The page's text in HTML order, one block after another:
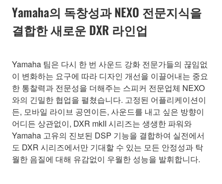
Yamaha의 독창성과 NEXO 전문지식을
결합한 새로운 DXR 라인업
Yamaha 팀은 다시 한 번 사운드 강화 전문가들의 끊임없
이 변화하는 요구에 따라 디자인 개선을 이끌어내는 중요
한 통찰력과 전문성을 더해주는 스피커 전문업체 NEXO
와의 긴밀한 협업을 펼쳤습니다. 고정된 어플리케이션이
든, 모바일 라이브 공연이든, 사운드를 내고 싶은 방향이
어디든 상관없이, DXR mkII 시리즈는 생생한 파워와
Yamaha 고유의 진보된 DSP 기능을 결합하여 실전에서
도 DXR 시리즈에서만 기대할 수 있는 모든 안정성과 탁
월한 음질에 대해 유감없이 우월한 성능을 발휘합니다.